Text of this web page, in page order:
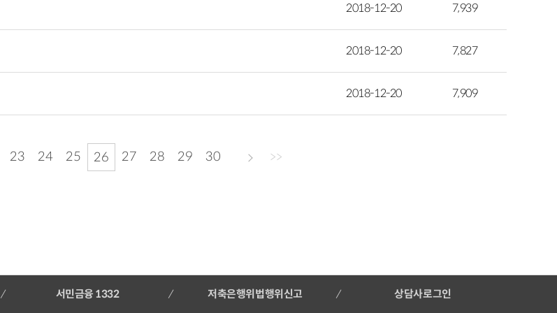
2018-12-20 7,939
2018-12-20 7,827
2018-12-20 7,909
23 24 25 26 27 28 29 30 >>
서민금융 1332 저축은행위법행위신고 상담사로그인